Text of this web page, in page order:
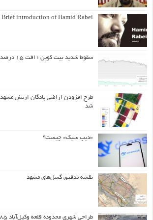
Brief introduction of Hamid Rabei
سقوط شدید بیت کوین ؛ افت ۱۵ درصدی اتریوم و میم‌کوین‌ها
طرح افزودن اراضی پادگان ارتش
شد
«دیپ سیک» چیست؟
نقشه تدقیق گسل‌های مشهد